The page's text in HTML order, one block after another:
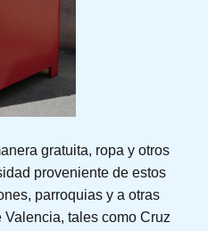
gratuita, ropa y otros
proveniente de estos
parroquias y a otras
tales como Cruz